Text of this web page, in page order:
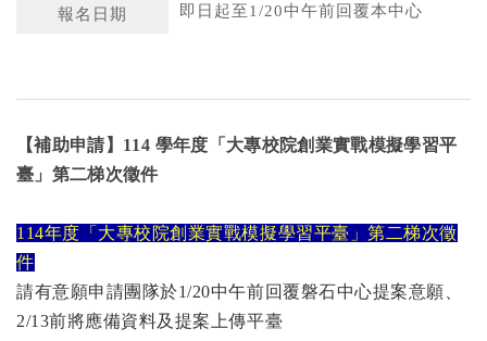
報名日期 即日起至1/20中午前回覆本中心
【補助申請】114 學年度「大專校院創業實戰模擬學習平
臺」第二梯次徵件
114年度「大專校院創業實戰模擬學習平臺」第二梯次徵
件
請有意願申請團隊於1/20中午前回覆磐石中心提案意願、
2/13前將應備資料及提案上傳平臺